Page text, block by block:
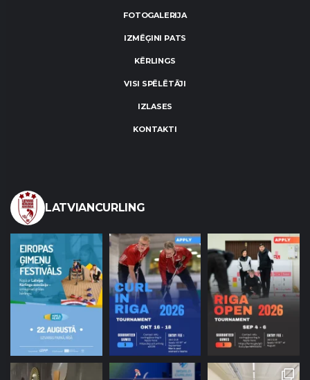
FOTOGALERIJA
IZMĒĢINI PATS
KĒRLINGS
VISI SPĒLĒTĀJI
IZLASES
KONTAKTI
LATVIANCURLING